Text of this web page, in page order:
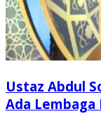
Ustaz Abdul
Ada Lembaga